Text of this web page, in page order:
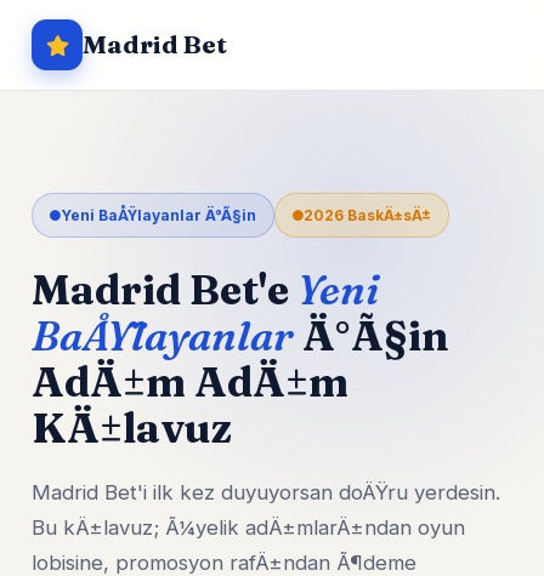
Madrid Bet
Yeni BaÅŸlayanlar Ä°Ã§in 2026 BaskÄ±sÄ±
Madrid Bet'e Yeni
BaÅŸlayanlarÄ°Ã§in
AdÄ±m AdÄ±m
KÄ±lavuz
Madrid Bet'i ilk kez duyuyorsan doÄŸru yerdesin.
Bu kÄ±lavuz; Ã¼yelik adÄ±mlarÄ±ndan oyun
lobisine, promosyon rafÄ±ndan Ã¶deme